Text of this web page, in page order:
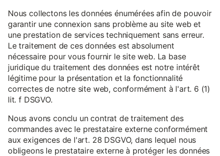
Nous collectons les données énumérées afin de pouvoir
garantir une connexion sans problème au site web et
une prestation de services techniquement sans erreur.
Le traitement de ces données est absolument
nécessaire pour vous fournir le site web. La base
juridique du traitement des données est notre intérêt
légitime pour la présentation et la fonctionnalité
correctes de notre site web, conformément à l'art. 6 (1)
lit. f DSGVO.
Nous avons conclu un contrat de traitement des
commandes avec le prestataire externe conformément
aux exigences de l'art. 28 DSGVO, dans lequel nous
obligeons le prestataire externe à protéger les données